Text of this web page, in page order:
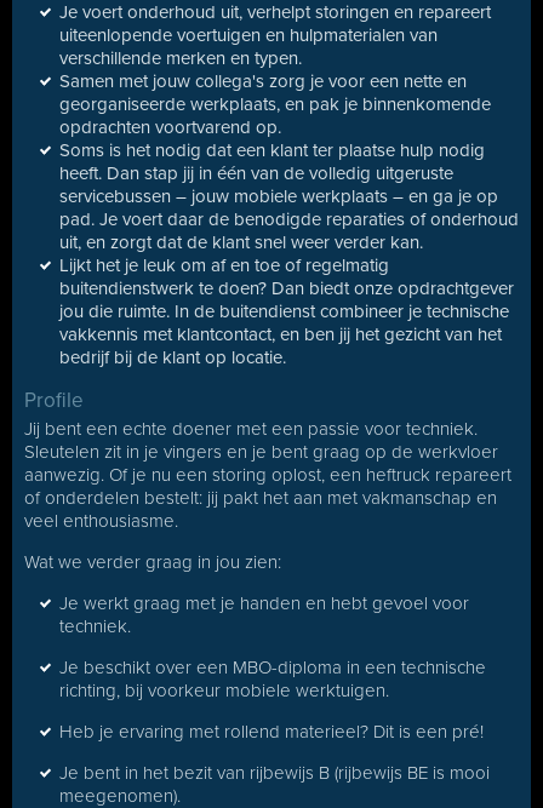
Je voert onderhoud uit, verhelpt storingen en repareert
uiteenlopende voertuigen en hulpmaterialen van
verschillende merken en typen.
Samen met jouw collega's zorg je voor een nette en
georganiseerde werkplaats, en pak je binnenkomende
opdrachten voortvarend op.
Soms is het nodig dat een klant ter plaatse hulp nodig
heeft. Dan stap jij in één van de volledig uitgeruste
servicebussen – jouw mobiele werkplaats – en ga je op
pad. Je voert daar de benodigde reparaties of onderhoud
uit, en zorgt dat de klant snel weer verder kan.
Lijkt het je leuk om af en toe of regelmatig
buitendienstwerk te doen? Dan biedt onze opdrachtgever
jou die ruimte. In de buitendienst combineer je technische
vakkennis met klantcontact, en ben jij het gezicht van het
bedrijf bij de klant op locatie.
Profile
Jij bent een echte doener met een passie voor techniek.
Sleutelen zit in je vingers en je bent graag op de werkvloer
aanwezig. Of je nu een storing oplost, een heftruck repareert
of onderdelen bestelt: jij pakt het aan met vakmanschap en
veel enthousiasme.
Wat we verder graag in jou zien:
Je werkt graag met je handen en hebt gevoel voor
techniek.
Je beschikt over een MBO-diploma in een technische
richting, bij voorkeur mobiele werktuigen.
Heb je ervaring met rollend materieel? Dit is een pré!
Je bent in het bezit van rijbewijs B (rijbewijs BE is mooi
meegenomen).